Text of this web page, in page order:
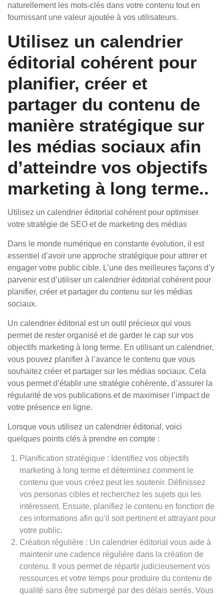
naturellement les mots-clés dans votre contenu tout en
fournissant une valeur ajoutée à vos utilisateurs.
Utilisez un calendrier
éditorial cohérent pour
planifier, créer et
partager du contenu de
manière stratégique sur
les médias sociaux afin
d’atteindre vos objectifs
marketing à long terme..
Utilisez un calendrier éditorial cohérent pour optimiser
votre stratégie de SEO et de marketing des médias
Dans le monde numérique en constante évolution, il est
essentiel d’avoir une approche stratégique pour attirer et
engager votre public cible. L’une des meilleures façons d’y
parvenir est d’utiliser un calendrier éditorial cohérent pour
planifier, créer et partager du contenu sur les médias
sociaux.
Un calendrier éditorial est un outil précieux qui vous
permet de rester organisé et de garder le cap sur vos
objectifs marketing à long terme. En utilisant un calendrier,
vous pouvez planifier à l’avance le contenu que vous
souhaitez créer et partager sur les médias sociaux. Cela
vous permet d’établir une stratégie cohérente, d’assurer la
régularité de vos publications et de maximiser l’impact de
votre présence en ligne.
Lorsque vous utilisez un calendrier éditorial, voici
quelques points clés à prendre en compte :
Planification stratégique : Identifiez vos objectifs
marketing à long terme et déterminez comment le
contenu que vous créez peut les soutenir. Définissez
vos personas cibles et recherchez les sujets qui les
intéressent. Ensuite, planifiez le contenu en fonction de
ces informations afin qu’il soit pertinent et attrayant pour
votre public.
Création régulière : Un calendrier éditorial vous aide à
maintenir une cadence régulière dans la création de
contenu. Il vous permet de répartir judicieusement vos
ressources et votre temps pour produire du contenu de
qualité sans être submergé par des délais serrés. Vous